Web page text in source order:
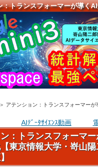
：トランスフォーマーが導く
＞ アテンション：トランスフォーマー
AIﾃﾞｰﾀｻｲｴﾝｽ動画
：トランスフォーマ
東京情報大学・嵜山